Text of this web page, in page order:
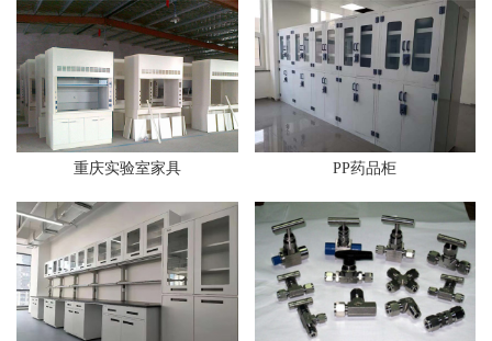
重庆实验室家具 PP药品柜